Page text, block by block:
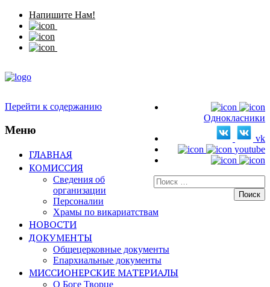
Напишите Нам!
Однокласники
vk
youtube
Искать:
Перейти к содержанию
Меню
ГЛАВНАЯ
КОМИССИЯ
Сведения об
организации
Персоналии
Храмы по викариатствам
НОВОСТИ
ДОКУМЕНТЫ
Общецерковные документы
Епархиальные документы
МИССИОНЕРСКИЕ МАТЕРИАЛЫ
О Боге Творце